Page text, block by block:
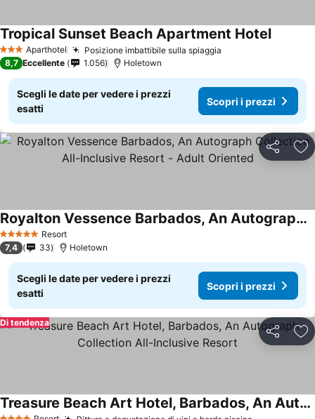
3 StelleAparthotel Posizione imbattibile sulla spiaggia
Tropical Sunset Beach Apartment HotelScopri i
8,7 Eccellente 1.056 Holetown
Scegli le date per vedere i prezzi
esatti
Scopri i prezzi
Condividi
5 Stelle Resort
Royalton Vessence Barbados, An Autograph Collection All-Inclusive Resort - Adult Oriented
Scopri i prezzi
7,4 33 Holetown
Scegli le date per vedere i prezzi
esatti
Scopri i prezzi
Condividi
Di tendenza
Treasure Beach Art Hotel, Barbados, An Autograph Collection All-Inclusive Resort